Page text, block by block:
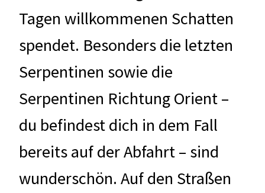
Tagen willkommenen Schatten
spendet. Besonders die letzten
Serpentinen sowie die
Serpentinen Richtung Orient –
du befindest dich in dem Fall
bereits auf der Abfahrt – sind
wunderschön. Auf den Straßen